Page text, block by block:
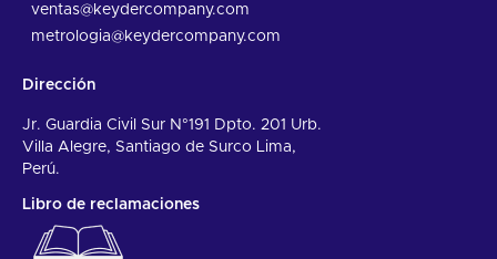
ventas@keydercompany.com
metrologia@keydercompany.com
Dirección
Jr. Guardia Civil Sur N°191 Dpto. 201 Urb.
Villa Alegre, Santiago de Surco Lima,
Perú.
Libro de reclamaciones